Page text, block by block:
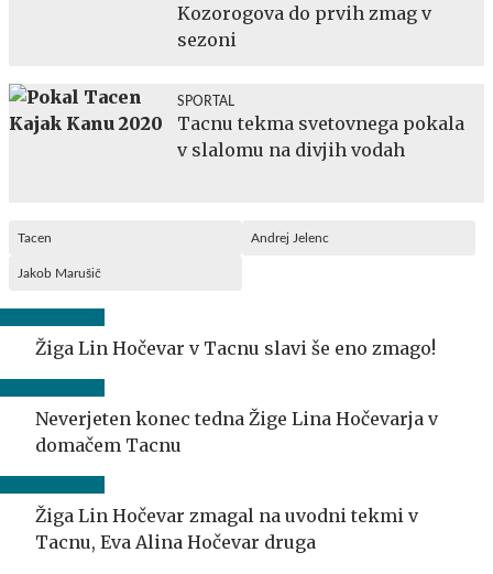
Kozorogova do prvih zmag v
sezoni
SPORTAL
Tacnu tekma svetovnega pokala
v slalomu na divjih vodah
Tacen Andrej Jelenc
Jakob Marušič
Žiga Lin Hočevar v Tacnu slavi še eno zmago!
Neverjeten konec tedna Žige Lina Hočevarja v
domačem Tacnu
Žiga Lin Hočevar zmagal na uvodni tekmi v
Tacnu, Eva Alina Hočevar druga